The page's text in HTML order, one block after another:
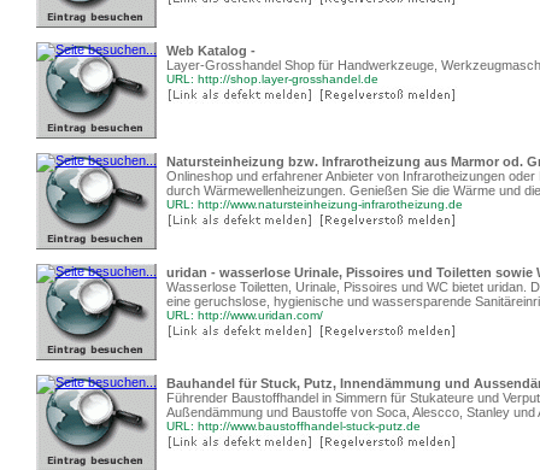
Web Katalog -
Layer-Grosshandel Shop für Handwerkzeuge,
URL: http://shop.layer-grosshandel.de
Natursteinheizung bzw. Infrarotheizung aus Marmor od.
Onlineshop und erfahrener Anbieter von Infrarotheizungen
durch Wärmewellenheizungen. Genießen Sie die Wärme und
URL: http://www.natursteinheizung-infrarotheizung.de
uridan - wasserlose Urinale, Pissoires und Toiletten sowie
Wasserlose Toiletten, Urinale, Pissoires und WC bietet uridan.
eine geruchslose, hygienische und wassersparende
URL: http://www.uridan.com/
Bauhandel für Stuck, Putz, Innendämmung und
Führender Baustoffhandel in Simmern für Stukateure und
Außendämmung und Baustoffe von Soca, Alescco, Stanley und
URL: http://www.baustoffhandel-stuck-putz.de